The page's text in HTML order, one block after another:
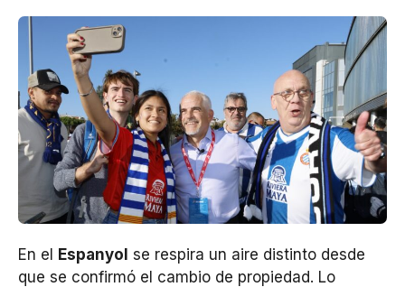
En el Espanyol se respira un aire distinto desde
que se confirmó el cambio de propiedad. Lo